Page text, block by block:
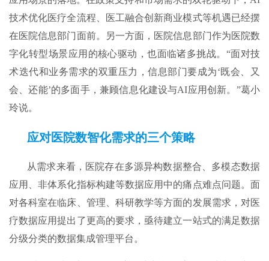
技术优化医疗全流程、医工融合创新商业模式等机遇已经摆
在医院信息部门面前。另一方面，医院信息部门作为医院数
字化转型场景应用的核心驱动，也面临诸多挑战。“面对技
术迭代和业务需求的双重压力，信息部门要成为‘既会、又
会、还能’的多面手，兼顾信息化建设与AI应用创新。”葛小
玲说。
应对医院数智化需求的三个策略
从需求来看，医院存在多源异构数据整合、多模态数据
应用、非体系化指标构建等数据应用中的痛点难点问题。面
对各科室在临床、管理、科研教学等方面的发展需求，对医
疗数据应用提出了更高的要求，亟待建立一站式的满足数据
分级分类的数据集成管理平台。